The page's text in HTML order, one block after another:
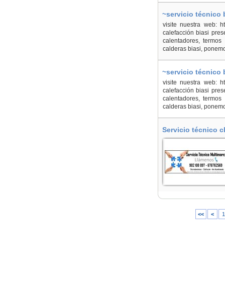
~servicio técnico
visite nuestra web:
calefacción biasi
calentadores,
calderas biasi,
~servicio técnico
visite nuestra web:
calefacción biasi
calentadores,
calderas biasi,
Servicio técnico
<< < 1